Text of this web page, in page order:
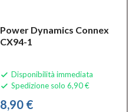
Power Dynamics Connex
CX94-1
 Disponibilità immediata
 Spedizione solo 6,90 €
8,90 €